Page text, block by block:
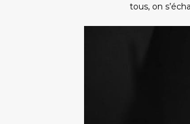
tous, on